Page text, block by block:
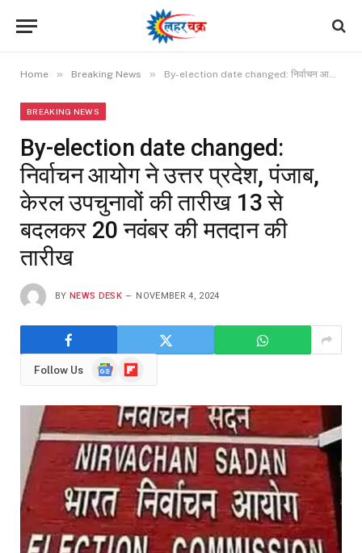
Home » Breaking News » By-election date changed: निर्वाचन आयोग ने उत्तर प्रदेश, पंजाब, केरल उपचुनावों की तारीख 13 से बदलकर 20 नवंबर की मतदान की तारीख
BREAKING NEWS
By-election date changed:
निर्वाचन आयोग ने उत्तर प्रदेश, पंजाब,
केरल उपचुनावों की तारीख 13 से
बदलकर 20 नवंबर की मतदान की
तारीख
BY NEWS DESK NOVEMBER 4, 2024
Follow Us
GoogleFlipboard